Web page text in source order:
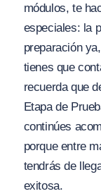
módulos, te
especiales: la
preparación
tienes que
recuerda que
Etapa de
continúes
porque entre
tendrás de
exitosa.